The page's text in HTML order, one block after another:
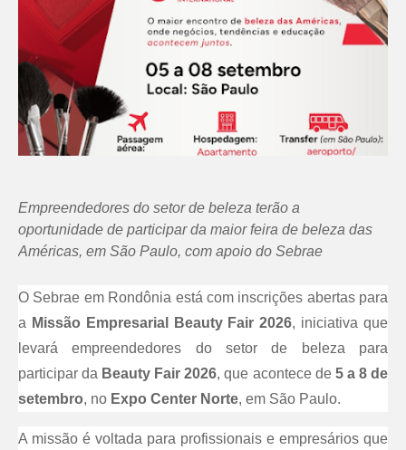
Empreendedores do setor de beleza terão a
oportunidade de participar da maior feira de beleza das
Américas, em São Paulo, com apoio do Sebrae
O Sebrae em Rondônia está com inscrições abertas para
a Missão Empresarial Beauty Fair 2026, iniciativa que
levará empreendedores do setor de beleza para
participar da Beauty Fair 2026, que acontece de 5 a 8 de
setembro, no Expo Center Norte, em São Paulo.
A missão é voltada para profissionais e empresários que